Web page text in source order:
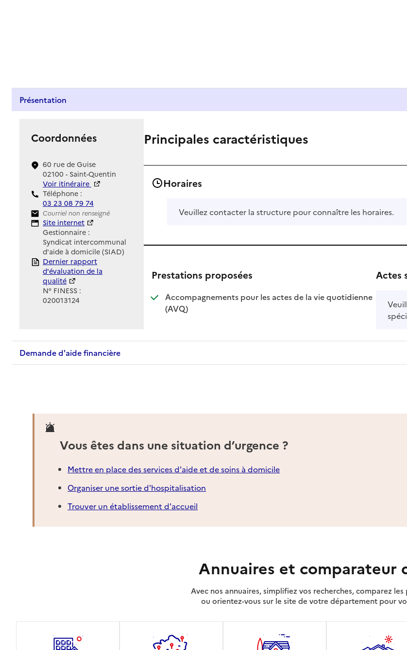
Présentation
Coordonnées
60 rue de Guise
02100 - Saint-Quentin
Voir itinéraire
Téléphone :
03 23 08 79 74
Contact
Courriel non renseigné
Site Internet
Site internet
Gestionnaire :
Syndicat intercommunal
d'aide à domicile (SIAD)
Rapport HAS
Dernier rapport
d'évaluation de la
qualité
N° FINESS :
020013124
Principales caractéristiques
Horaires
Veuillez contacter la structure pour connaître les horaires.
Prestations proposées
Accompagnements pour les actes de la vie quotidienne
(AVQ)
: disponible
: non disponible
Actes
Demande d'aide financière
Vous êtes dans une situation d’urgence ?
Mettre en place des services d'aide et de soins à domicile
Organiser une sortie d'hospitalisation
Trouver un établissement d'accueil
Annuaires et comparateur
Avec nos annuaires, simplifiez vos recherches, comparez les
ou orientez-vous sur le site de votre département pour